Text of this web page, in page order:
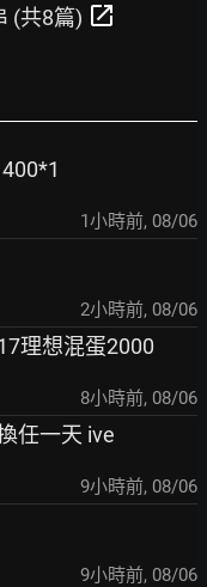
(共8篇) open_in_new
1小時前, 08/06
2小時前, 08/06
理想混蛋2000
8小時前, 08/06
任一天 ive
9小時前, 08/06
9小時前, 08/06